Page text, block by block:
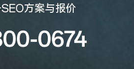
方案与报价
0674